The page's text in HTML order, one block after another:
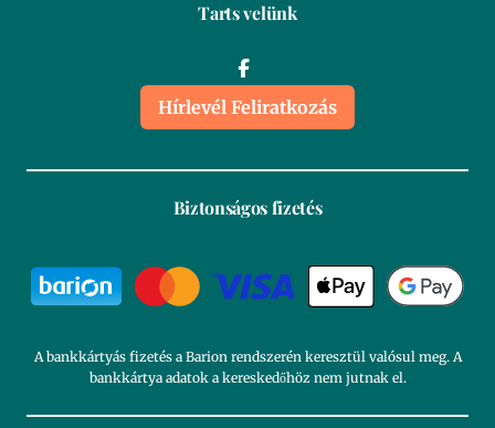
Tarts velünk
Hírlevél Feliratkozás
Biztonságos fizetés
A bankkártyás fizetés a Barion rendszerén keresztül valósul meg. A
bankkártya adatok a kereskedőhöz nem jutnak el.